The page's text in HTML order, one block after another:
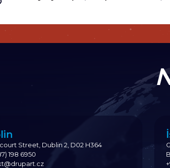
Street, Dublin 2, D02 H364
198 6950